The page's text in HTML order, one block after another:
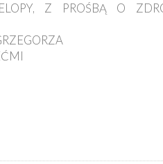
Z PROŚBĄ O